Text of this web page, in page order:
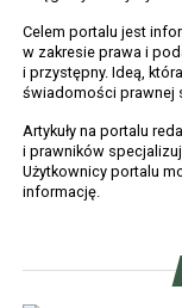
prowizja
opłata
umowy,
przedmiotu
Celem portalu jest
w zakresie prawa i
i przystępny. Ideą,
świadomości prawnej
Artykuły na portalu
i prawników
Użytkownicy portalu
informację.